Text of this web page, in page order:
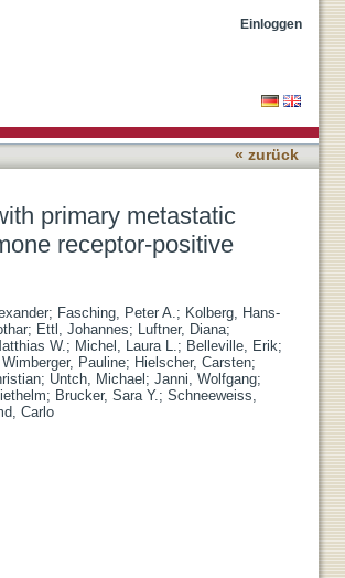
vs. recurrent HER2-Einloggen
« zurück
primary metastatic
receptor-positive
; Fasching, Peter A.; Kolberg, Hans-
; Ettl, Johannes; Luftner, Diana;
W.; Michel, Laura L.; Belleville, Erik;
Wimberger, Pauline; Hielscher, Carsten;
; Untch, Michael ; Janni, Wolfgang;
; Brucker, Sara Y.; Schneeweiss,
Carlo